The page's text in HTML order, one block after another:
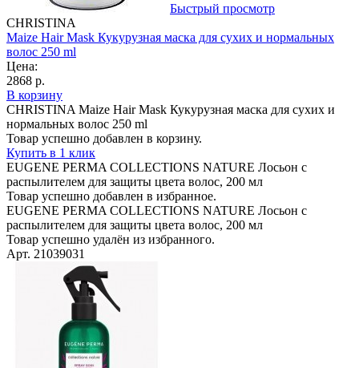
Быстрый просмотр
CHRISTINA
Maize Hair Mask Кукурузная маска для сухих и нормальных
волос 250 ml
Цена:
2868 р.
В корзину
CHRISTINA Maize Hair Mask Кукурузная маска для сухих и
нормальных волос 250 ml
Товар успешно добавлен в корзину.
Купить в 1 клик
EUGENE PERMA COLLECTIONS NATURE Лосьон с
распылителем для защиты цвета волос, 200 мл
Товар успешно добавлен в избранное.
EUGENE PERMA COLLECTIONS NATURE Лосьон с
распылителем для защиты цвета волос, 200 мл
Товар успешно удалён из избранного.
Арт. 21039031